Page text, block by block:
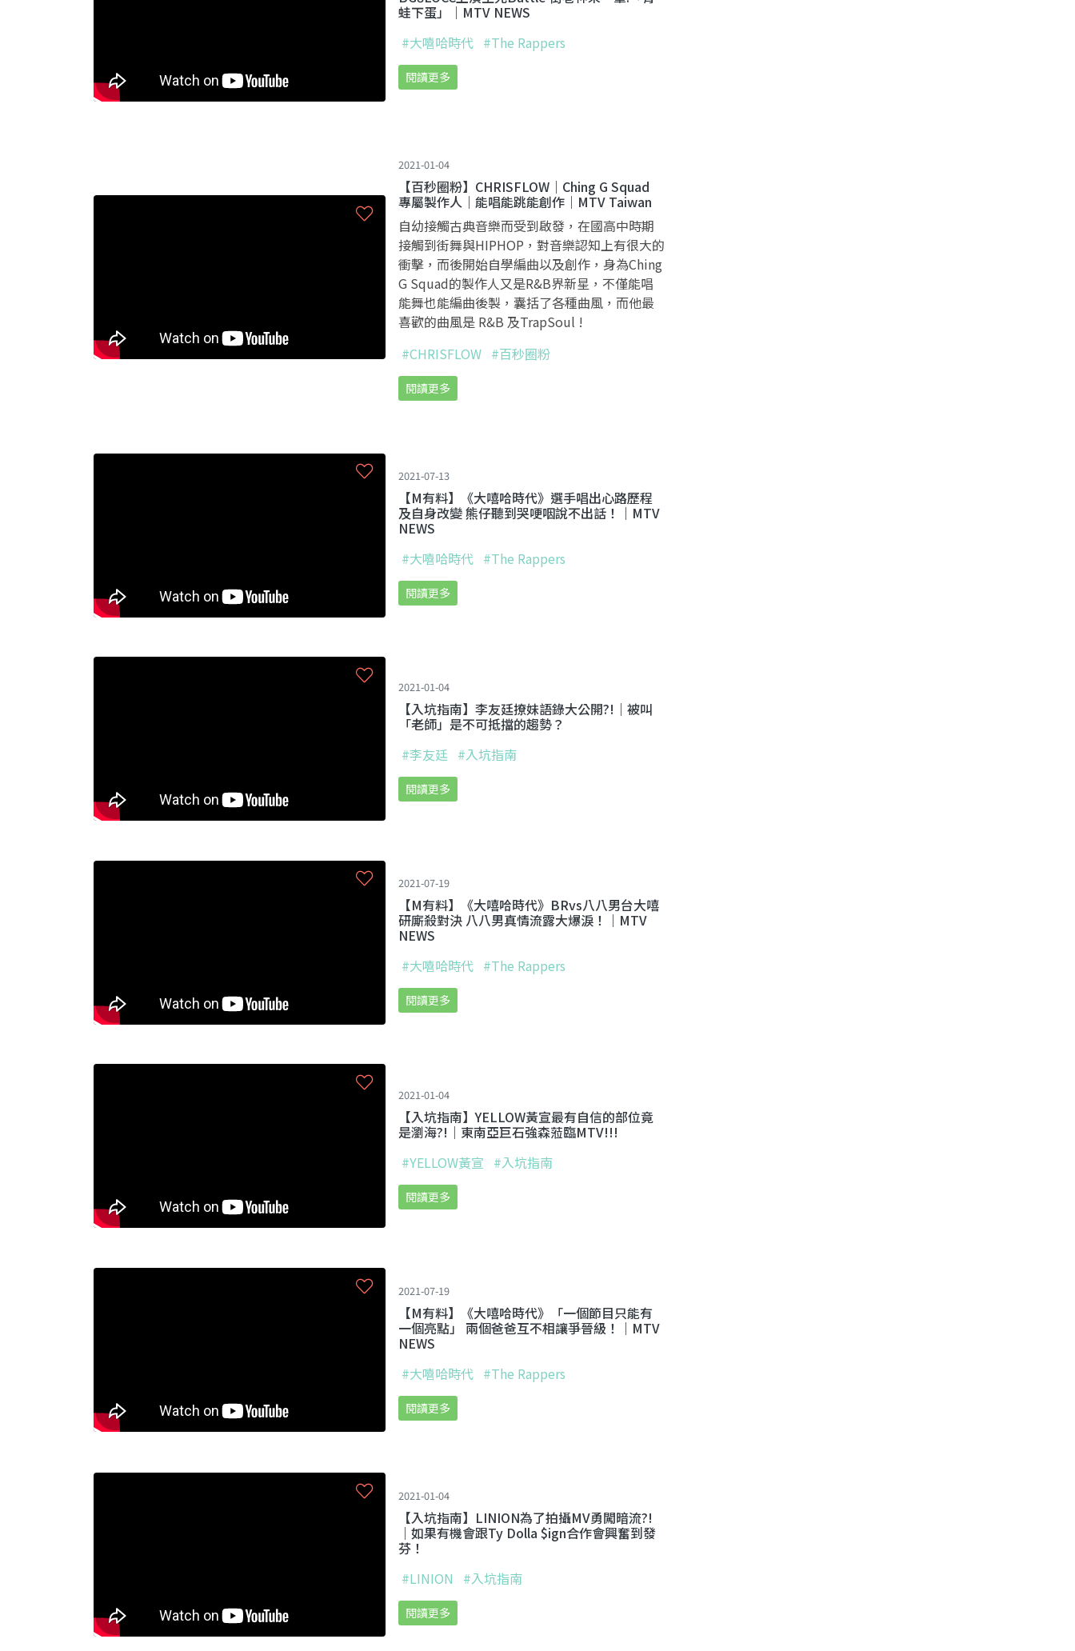
蛙下蛋」｜MTV NEWS
#大嘻哈時代 #The Rappers
閱讀更多
2021-01-04
【百秒圈粉】CHRISFLOW｜Ching G Squad
專屬製作人｜能唱能跳能創作｜MTV Taiwan
自幼接觸古典音樂而受到啟發，在國高中時期
接觸到街舞與HIPHOP，對音樂認知上有很大的
衝擊，而後開始自學編曲以及創作，身為Ching
G Squad的製作人又是R&B界新星，不僅能唱
能舞也能編曲後製，囊括了各種曲風，而他最
喜歡的曲風是 R&B 及TrapSoul !
#CHRISFLOW #百秒圈粉
閱讀更多
2021-07-13
【M有料】《大嘻哈時代》選手唱出心路歷程
及自身改變 熊仔聽到哭哽咽說不出話！｜MTV
NEWS
#大嘻哈時代 #The Rappers
閱讀更多
2021-01-04
【入坑指南】李友廷撩妹語錄大公開?!｜被叫
「老師」是不可抵擋的趨勢？
#李友廷 #入坑指南
閱讀更多
2021-07-19
【M有料】《大嘻哈時代》BRvs八八男台大嘻
研廝殺對決 八八男真情流露大爆淚！｜MTV
NEWS
#大嘻哈時代 #The Rappers
閱讀更多
2021-01-04
【入坑指南】YELLOW黃宣最有自信的部位竟
是瀏海?!｜東南亞巨石強森蒞臨MTV!!!
#YELLOW黃宣 #入坑指南
閱讀更多
2021-07-19
【M有料】《大嘻哈時代》「一個節目只能有
一個亮點」 兩個爸爸互不相讓爭晉級！｜MTV
NEWS
#大嘻哈時代 #The Rappers
閱讀更多
2021-01-04
【入坑指南】LINION為了拍攝MV勇闖暗流?!
｜如果有機會跟Ty Dolla $ign合作會興奮到發
芬！
#LINION
#入坑指南
閱讀更多